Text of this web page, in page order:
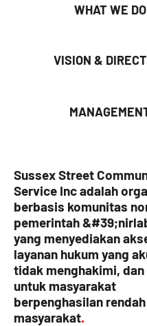
WHAT WE DO
VISION &
Sussex Street
Service Inc adalah
berbasis komunitas
pemerintah
yang menyediakan
layanan hukum yang
tidak menghakimi,
untuk masyarakat
berpenghasilan
masyarakat.